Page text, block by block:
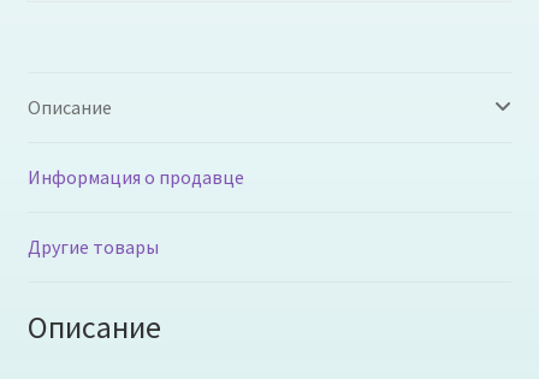
Описание
Информация о продавце
Другие товары
Описание